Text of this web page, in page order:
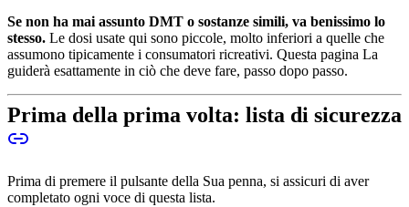
Se non ha mai assunto DMT o sostanze simili, va benissimo lo
stesso. Le dosi usate qui sono piccole, molto inferiori a quelle che
assumono tipicamente i consumatori ricreativi. Questa pagina La
guiderà esattamente in ciò che deve fare, passo dopo passo.
Prima della prima volta: lista di sicurezza
Prima di premere il pulsante della Sua penna, si assicuri di aver
completato ogni voce di questa lista.